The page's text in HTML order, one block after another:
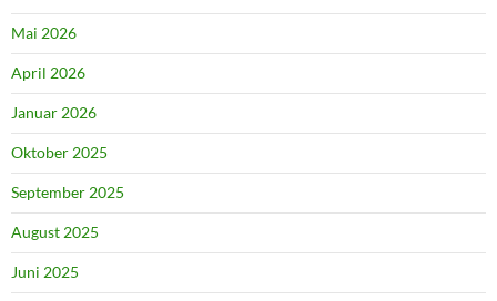
Mai 2026
April 2026
Januar 2026
Oktober 2025
September 2025
August 2025
Juni 2025